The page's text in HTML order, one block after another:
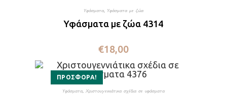
Υφάσματα Υφάσματα με ζώα
Υφάσματα με ζώα 4314
€18,00
ΠΡΟΣΦΟΡΆ!
Υφάσματα, Χριστουγεννιάτικα σχέδια σε υφάσματα